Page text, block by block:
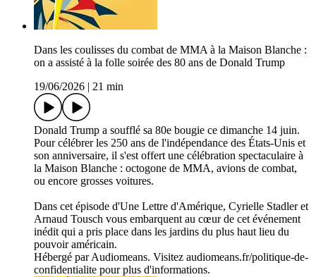
Dans les coulisses du combat de MMA à la Maison Blanche :
on a assisté à la folle soirée des 80 ans de Donald Trump
19/06/2026
21 min
Donald Trump a soufflé sa 80e bougie ce dimanche 14 juin.
Pour célébrer les 250 ans de l'indépendance des États-Unis et
son anniversaire, il s'est offert une célébration spectaculaire à
la Maison Blanche : octogone de MMA, avions de combat,
ou encore grosses voitures.
Dans cet épisode d'Une Lettre d'Amérique, Cyrielle Stadler et
Arnaud Tousch vous embarquent au cœur de cet événement
inédit qui a pris place dans les jardins du plus haut lieu du
pouvoir américain.
Hébergé par Audiomeans. Visitez audiomeans.fr/politique-de-
confidentialite pour plus d'informations.